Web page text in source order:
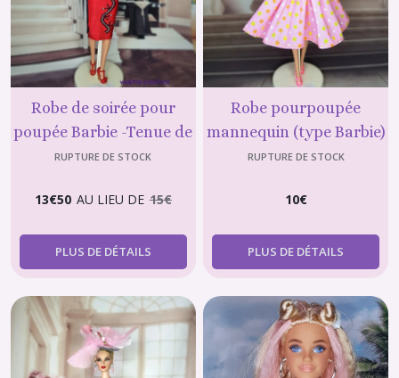
Robe de soirée pour
poupée Barbie -Tenue de
Soirée Chic
RUPTURE DE STOCK
13€50 AU LIEU DE 15€
PLUS DE DÉTAILS
Robe pourpoupée
mannequin (type Barbie)
: Rose Étoiles et Ceinture
RUPTURE DE STOCK
10€
PLUS DE DÉTAILS